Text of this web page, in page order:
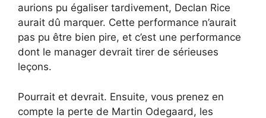
aurions pu égaliser tardivement, Declan Rice
aurait dû marquer. Cette performance n’aurait
pas pu être bien pire, et c’est une performance
dont le manager devrait tirer de sérieuses
leçons.
Pourrait et devrait. Ensuite, vous prenez en
compte la perte de Martin Odegaard, les